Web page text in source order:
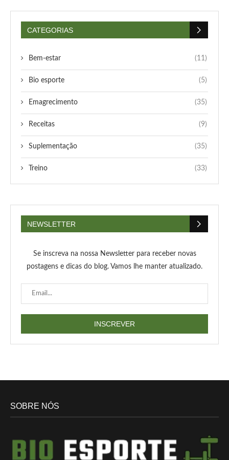
CATEGORIAS
Bem-estar (11)
Bio esporte (5)
Emagrecimento (35)
Receitas (9)
Suplementação (35)
Treino (33)
NEWSLETTER
Se inscreva na nossa Newsletter para receber novas
postagens e dicas do blog. Vamos lhe manter atualizado.
SOBRE NÓS